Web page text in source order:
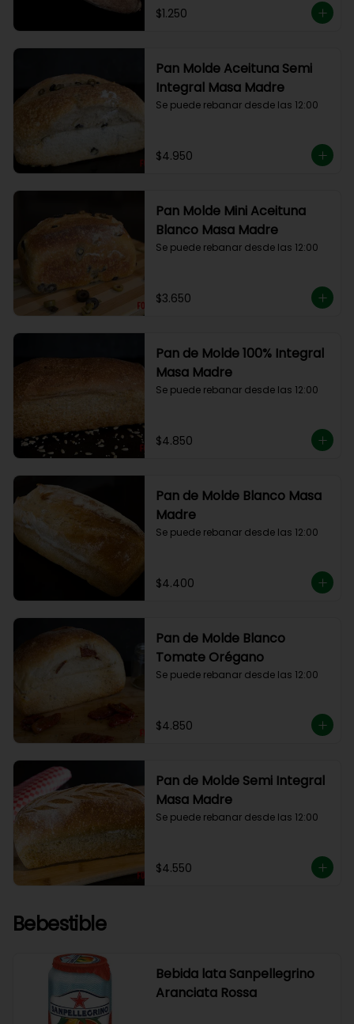
$1.250
Pan Molde Aceituna Semi
Integral Masa Madre
Se puede rebanar desde las 12:00
$4.950
Pan Molde Mini Aceituna
Blanco Masa Madre
Se puede rebanar desde las 12:00
$3.650
Pan de Molde 100% Integral
Masa Madre
Se puede rebanar desde las 12:00
$4.850
Pan de Molde Blanco Masa
Madre
Se puede rebanar desde las 12:00
$4.400
Pan de Molde Blanco
Tomate Orégano
Se puede rebanar desde las 12:00
$4.850
Pan de Molde Semi Integral
Masa Madre
Se puede rebanar desde las 12:00
$4.550
Bebestible
Bebida lata Sanpellegrino
Aranciata Rossa